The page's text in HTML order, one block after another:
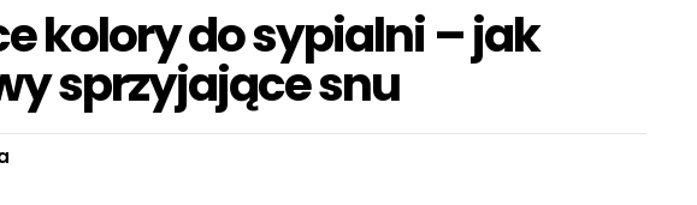
kolory do sypialni – jak
sprzyjające snu